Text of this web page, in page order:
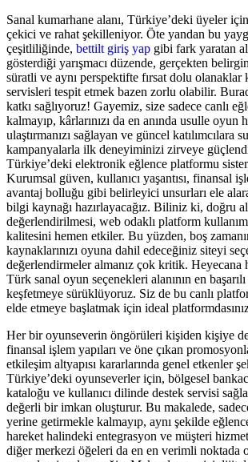
Sanal kumarhane alanı, Türkiye’deki üyeler
çekici ve rahat şekilleniyor. Öte yandan bu
çeşitliliğinde, bettilt giriş yap gibi fark yaratan
gösterdiği yarışmacı düzende, gerçekten
süratli ve aynı perspektifte fırsat dolu olanaklar
servisleri tespit etmek bazen zorlu olabilir.
katkı sağlıyoruz! Gayemiz, size sadece canlı
kalmayıp, kârlarınızı da en anında usulle oyun
ulaştırmanızı sağlayan ve güncel katılımcılara
kampanyalarla ilk deneyiminizi zirveye
Türkiye’deki elektronik eğlence platformu
Kurumsal güven, kullanıcı yaşantısı, finansal
avantaj bolluğu gibi belirleyici unsurları ele
bilgi kaynağı hazırlayacağız. Biliniz ki, doğru
değerlendirilmesi, web odaklı platform
kalitesini hemen etkiler. Bu yüzden, boş
kaynaklarınızı oyuna dahil edeceğiniz siteyi
değerlendirmeler almanız çok kritik. Heyecana
Türk sanal oyun seçenekleri alanının en
keşfetmeye sürüklüyoruz. Siz de bu canlı
elde etmeye başlatmak için ideal
Her bir oyunseverin öngörüleri kişiden kişiye
finansal işlem yapıları ve öne çıkan
etkileşim altyapısı kararlarında genel etkenler
Türkiye’deki oyunseverler için, bölgesel
kataloğu ve kullanıcı dilinde destek servisi
değerli bir imkan oluşturur. Bu makalede,
yerine getirmekle kalmayıp, aynı şekilde
hareket halindeki entegrasyon ve müşteri
diğer merkezi öğeleri da en en verimli noktada